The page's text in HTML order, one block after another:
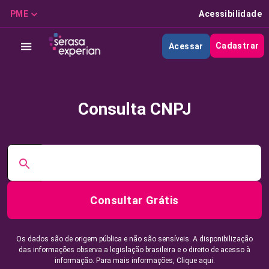
PME Acessibilidade
Acessar Cadastrar
Consulta CNPJ
Consultar Grátis
Os dados são de origem pública e não são sensíveis. A disponibilização
das informações observa a legislação brasileira e o direito de acesso à
informação. Para mais informações, Clique aqui.